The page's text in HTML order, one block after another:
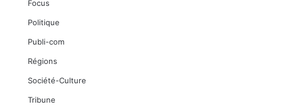
Focus
Politique
Publi-com
Régions
Société-Culture
Tribune